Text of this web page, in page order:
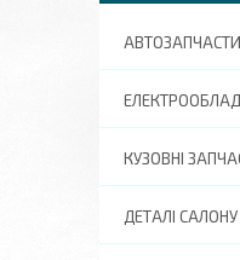
КУЗОВНІ
ДЕТАЛІ